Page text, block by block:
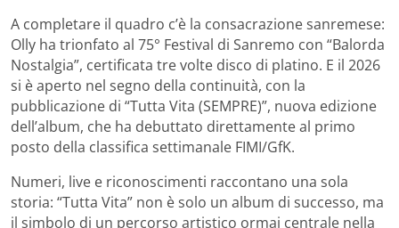
A completare il quadro c’è la consacrazione sanremese:
Olly ha trionfato al 75° Festival di Sanremo con “Balorda
Nostalgia”, certificata tre volte disco di platino. E il 2026
si è aperto nel segno della continuità, con la
pubblicazione di “Tutta Vita (SEMPRE)”, nuova edizione
dell’album, che ha debuttato direttamente al primo
posto della classifica settimanale FIMI/GfK.
Numeri, live e riconoscimenti raccontano una sola
storia: “Tutta Vita” non è solo un album di successo, ma
il simbolo di un percorso artistico ormai centrale nella